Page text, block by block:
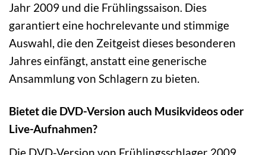
Jahr 2009 und die Frühlingssaison. Dies
garantiert eine hochrelevante und stimmige
Auswahl, die den Zeitgeist dieses besonderen
Jahres einfängt, anstatt eine generische
Ansammlung von Schlagern zu bieten.
Bietet die DVD-Version auch Musikvideos oder
Live-Aufnahmen?
Die DVD-Version von Frühlingsschlager 2009